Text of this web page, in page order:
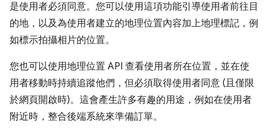
是使用者必須同意。您可以使用這項功能引導使用者前往目
的地，以及為使用者建立的地理位置內容加上地理標記，例
如標示拍攝相片的位置。
您也可以使用地理位置 API 查看使用者所在位置，並在使
用者移動時持續追蹤他們，但必須取得使用者同意 (且僅限
於網頁開啟時)。這會產生許多有趣的用途，例如在使用者
附近時，整合後端系統來準備訂單。